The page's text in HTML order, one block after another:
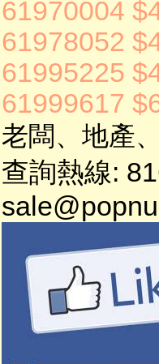
61970004
61978052
61995225
61999617
老闆、地產
查詢熱線: